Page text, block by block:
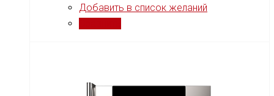
Добавить в список желаний